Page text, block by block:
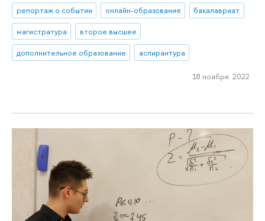
репортаж о событии
онлайн-образование
бакалавриат
магистратура
второе высшее
дополнительное образование
аспирантура
18 ноября 2022